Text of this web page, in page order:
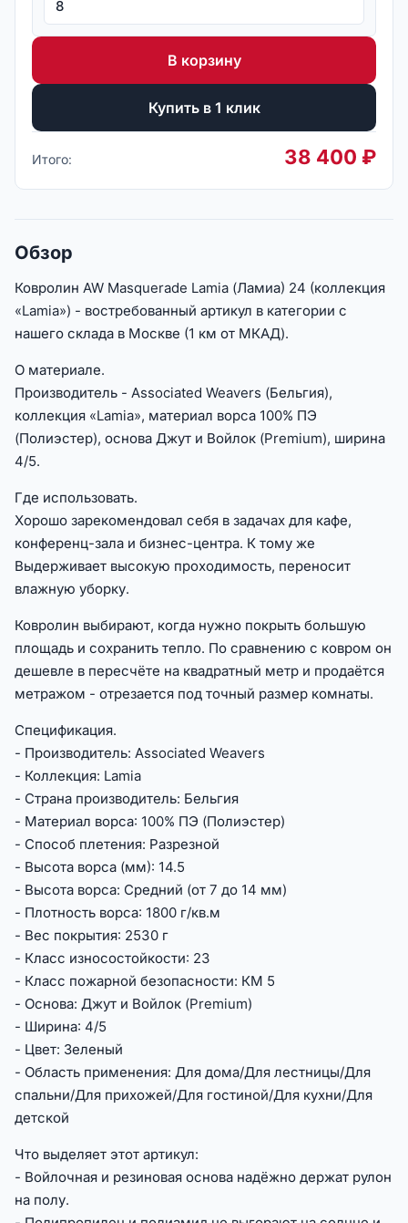
В корзину
Купить в 1 клик
Итого: 38 400 ₽
Обзор
Ковролин AW Masquerade Lamia (Ламиа) 24 (коллекция
«Lamia») - востребованный артикул в категории с
нашего склада в Москве (1 км от МКАД).
О материале.
Производитель - Associated Weavers (Бельгия),
коллекция «Lamia», материал ворса 100% ПЭ
(Полиэстер), основа Джут и Войлок (Premium), ширина
4/5.
Где использовать.
Хорошо зарекомендовал себя в задачах для кафе,
конференц-зала и бизнес-центра. К тому же
Выдерживает высокую проходимость, переносит
влажную уборку.
Ковролин выбирают, когда нужно покрыть большую
площадь и сохранить тепло. По сравнению с ковром он
дешевле в пересчёте на квадратный метр и продаётся
метражом - отрезается под точный размер комнаты.
Спецификация.
- Производитель: Associated Weavers
- Коллекция: Lamia
- Страна производитель: Бельгия
- Материал ворса: 100% ПЭ (Полиэстер)
- Способ плетения: Разрезной
- Высота ворса (мм): 14.5
- Высота ворса: Средний (от 7 до 14 мм)
- Плотность ворса: 1800 г/кв.м
- Вес покрытия: 2530 г
- Класс износостойкости: 23
- Класс пожарной безопасности: КМ 5
- Основа: Джут и Войлок (Premium)
- Ширина: 4/5
- Цвет: Зеленый
- Область применения: Для дома/Для лестницы/Для
спальни/Для прихожей/Для гостиной/Для кухни/Для
детской
Что выделяет этот артикул:
- Войлочная и резиновая основа надёжно держат рулон
на полу.